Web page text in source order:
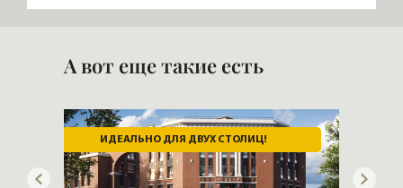
А вот еще такие есть
ИДЕАЛЬНО ДЛЯ ДВУХ СТОЛИЦ!